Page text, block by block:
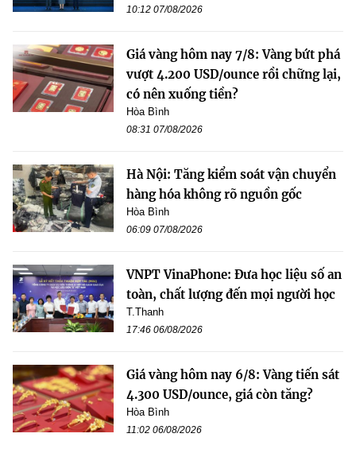
10:12 07/08/2026
Giá vàng hôm nay 7/8: Vàng bứt phá
vượt 4.200 USD/ounce rồi chững lại,
có nên xuống tiền?
Hòa Bình
08:31 07/08/2026
Hà Nội: Tăng kiểm soát vận chuyển
hàng hóa không rõ nguồn gốc
Hòa Bình
06:09 07/08/2026
VNPT VinaPhone: Đưa học liệu số an
toàn, chất lượng đến mọi người học
T.Thanh
17:46 06/08/2026
Giá vàng hôm nay 6/8: Vàng tiến sát
4.300 USD/ounce, giá còn tăng?
Hòa Bình
11:02 06/08/2026